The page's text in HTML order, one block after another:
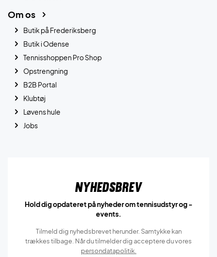
Om os
Butik på Frederiksberg
Butik i Odense
Tennisshoppen Pro Shop
Opstrengning
B2B Portal
Klubtøj
Løvens hule
Jobs
Nyhedsbrev
Hold dig opdateret på nyheder om tennisudstyr og -
events.
Tilmeld dig nyhedsbrevet herunder. Samtykke kan
trækkes tilbage. Når du tilmelder dig acceptere du vores
persondatapolitik.